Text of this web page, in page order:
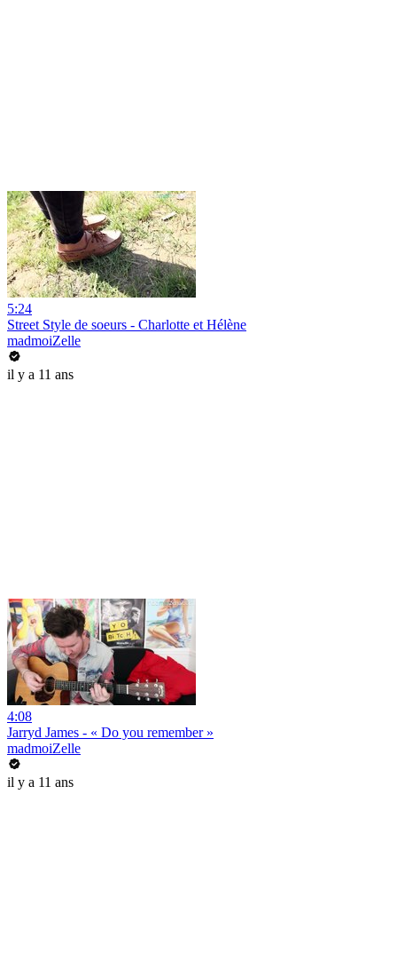
5:24
Street Style de soeurs - Charlotte et Hélène
madmoiZelle
il y a 11 ans
4:08
Jarryd James - « Do you remember »
madmoiZelle
il y a 11 ans